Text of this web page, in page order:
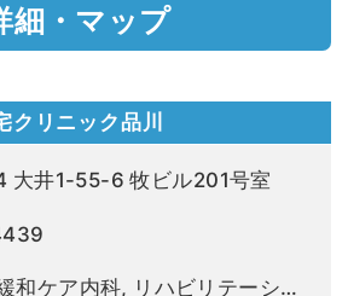
細・マップ
クリニック品川
大井1-55-6 牧ビル201号室
内科, 外科, 緩和ケア内科, リハビリテーション科, 精神科, 皮膚科, 整形外科, 循環器内科, 糖尿病内科